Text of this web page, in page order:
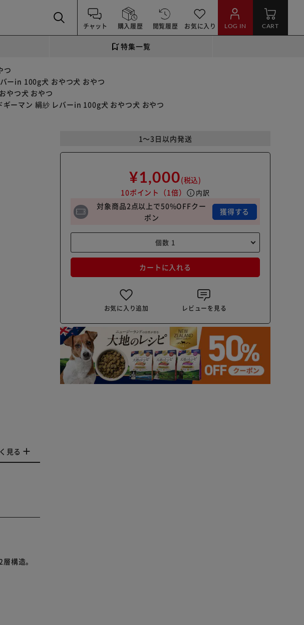
チャット 購入履歴 閲覧履歴 お気に入り LOG IN CART
特集一覧
つ
ーin 100g犬 おやつ犬 おやつ
やつ犬 おやつ
ギーマン 絹紗 レバーin 100g犬 おやつ犬 おやつ
見る
1～3日以内発送
¥1,000(税込)
10ポイント （1倍） info 内訳
対象商品2点以上で50%OFFクー
ポン
獲得する
カートに入れる
お気に入り追加 レビューを見る
構造。